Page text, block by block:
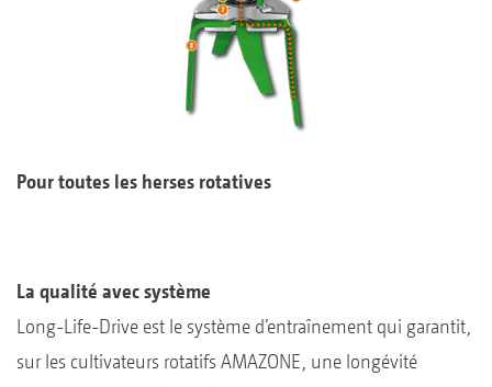
Pour toutes les herses rotatives
La qualité avec système
Long-Life-Drive est le système d’entraînement qui garantit,
sur les cultivateurs rotatifs AMAZONE, une longévité